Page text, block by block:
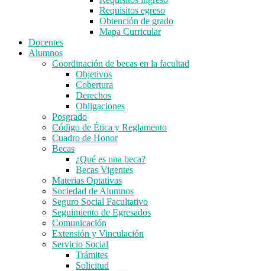
Requisitos egreso
Obtención de grado
Mapa Curricular
Docentes
Alumnos
Coordinación de becas en la facultad
Objetivos
Cobertura
Derechos
Obligaciones
Posgrado
Código de Ética y Reglamento
Cuadro de Honor
Becas
¿Qué es una beca?
Becas Vigentes
Materias Optativas
Sociedad de Alumnos
Seguro Social Facultativo
Seguimiento de Egresados
Comunicación
Extensión y Vinculación
Servicio Social
Trámites
Solicitud